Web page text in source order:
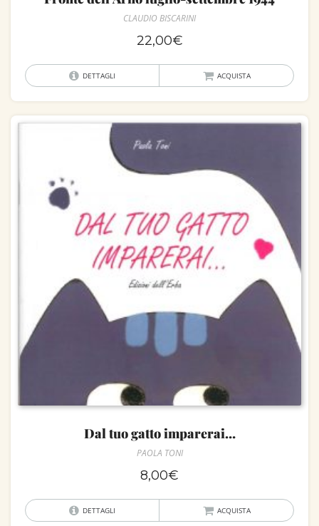
CLAUDIO BISCARINI
22,00€
DETTAGLI ACQUISTA
Dal tuo gatto imparerai…
PAOLA TONI
8,00€
DETTAGLI ACQUISTA